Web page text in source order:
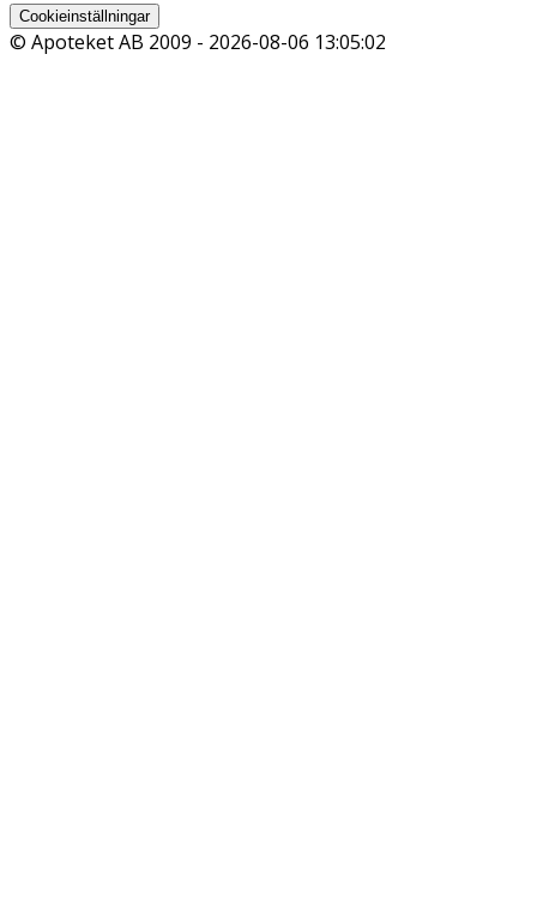
Cookieinställningar
© Apoteket AB 2009 - 2026-08-06 13:05:02